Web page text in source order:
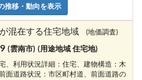
推移・動向を表示
混在する住宅地域 (地価調査)
(雲南市) (用途地域 住宅地)
、利用状況詳細：住宅、建物構造：木
面道路状況：市区町村道、前面道路の